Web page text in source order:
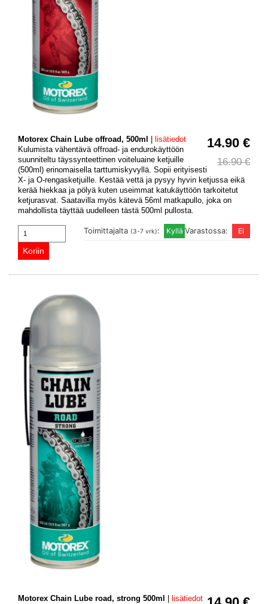
14.90 €
16.90 €
Motorex Chain Lube offroad, 500ml | lisätiedot
Kulumista vähentävä offroad- ja endurokäyttöön
suunniteltu täyssynteettinen voiteluaine ketjuille
(500ml) erinomaisella tarttumiskyvyllä. Sopii erityisesti
X- ja O-rengasketjuille. Kestää vettä ja pysyy hyvin ketjussa eikä
kerää hiekkaa ja pölyä kuten useimmat katukäyttöön tarkoitetut
ketjurasvat. Saatavilla myös kätevä 56ml matkapullo, joka on
mahdollista täyttää uudelleen tästä 500ml pullosta.
Varastossa:
Toimittajalta (3-7 vrk):
Motorex Chain Lube road, strong 500ml | lisätiedot